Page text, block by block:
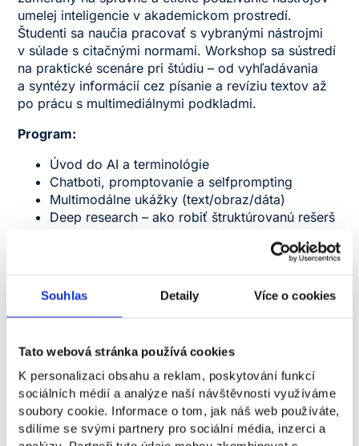
Souhlas Detaily Více o cookies
Tato webová stránka používá cookies
K personalizaci obsahu a reklam, poskytování funkcí
sociálních médií a analýze naší návštěvnosti využíváme
soubory cookie. Informace o tom, jak náš web používáte,
sdílíme se svými partnery pro sociální média, inzerci a
umelej inteligencie v akademickom prostredí.
Študenti sa naučia pracovať s vybranými nástrojmi
v súlade s citačnými normami. Workshop sa sústredí
na praktické scenáre pri štúdiu – od vyhľadávania
a syntézy informácií cez písanie a revíziu textov až
po prácu s multimediálnymi podkladmi.
Program:
Úvod do AI a terminológie
Chatboti, promptovanie a selfprompting
Multimodálne ukážky (text/obraz/dáta)
Deep research – ako robiť štruktúrovanú rešerš
Praktické cvičenia a konzultácie výstupov
17. 12. 2025 v
9:40
17. 12. 2025 v
BEZPLATNÉ
Kapacita je obmedzená na 30 účastníkov.
Na akciu je nutné sa zaregistrovať.